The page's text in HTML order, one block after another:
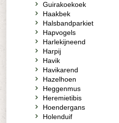
Guirakoekoek
Haakbek
Halsbandparkiet
Hapvogels
Harlekijneend
Harpij
Havik
Havikarend
Hazelhoen
Heggenmus
Heremietibis
Hoendergans
Holenduif